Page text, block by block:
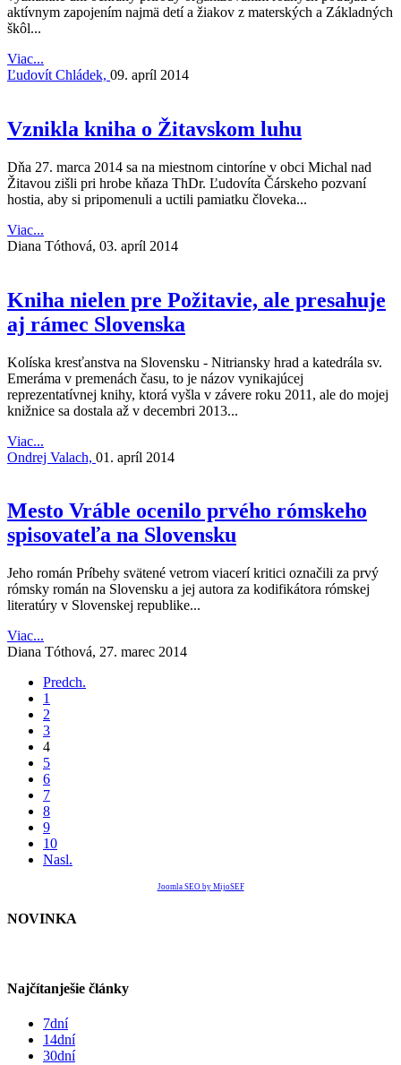
aktívnym zapojením najmä detí a žiakov z materských a Základných
škôl...
Viac...
Ľudovít Chládek, 09. apríl 2014
Vznikla kniha o Žitavskom luhu
Dňa 27. marca 2014 sa na miestnom cintoríne v obci Michal nad
Žitavou zišli pri hrobe kňaza ThDr. Ľudovíta Čárskeho pozvaní
hostia, aby si pripomenuli a uctili pamiatku človeka...
Viac...
Diana Tóthová, 03. apríl 2014
Kniha nielen pre Požitavie, ale presahuje
aj rámec Slovenska
Kolíska kresťanstva na Slovensku - Nitriansky hrad a katedrála sv.
Emeráma v premenách času, to je názov vynikajúcej
reprezentatívnej knihy, ktorá vyšla v závere roku 2011, ale do mojej
knižnice sa dostala až v decembri 2013...
Viac...
Ondrej Valach, 01. apríl 2014
Mesto Vráble ocenilo prvého rómskeho
spisovateľa na Slovensku
Jeho román Príbehy svätené vetrom viacerí kritici označili za prvý
rómsky román na Slovensku a jej autora za kodifikátora rómskej
literatúry v Slovenskej republike...
Viac...
Diana Tóthová, 27. marec 2014
Predch.
1
2
3
4
5
6
7
8
9
10
Nasl.
Joomla SEO by MijoSEF
NOVINKA
Najčítanješie články
7dní
14dní
30dní